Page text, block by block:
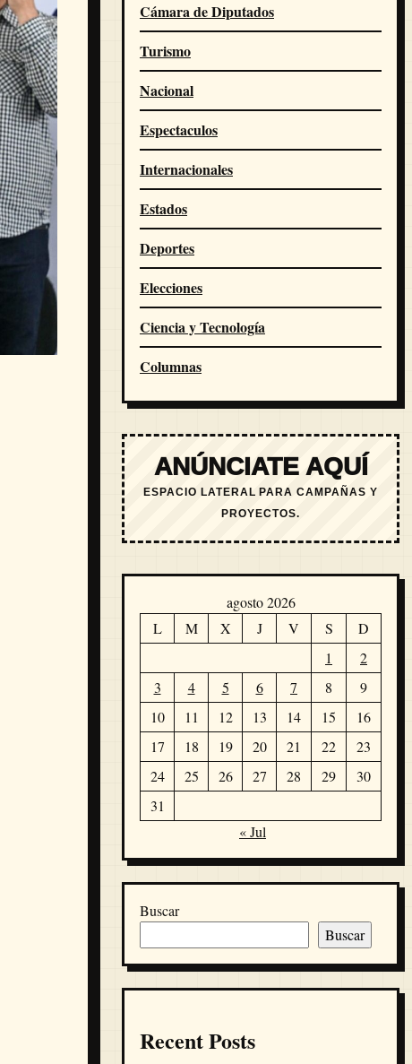
Cámara de Diputados
Turismo
Nacional
Espectaculos
Internacionales
Estados
Deportes
Elecciones
Ciencia y Tecnología
Columnas
ANÚNCIATE AQUÍ
ESPACIO LATERAL PARA CAMPAÑAS Y
PROYECTOS.
agosto 2026
L
M X J V S
D
1
2
3
4 5 6 7 8
9
10
11 12 13 14 15
16
17
18 19 20 21 22
23
24
25 26 27 28 29
30
31
« Jul
Buscar
Buscar
Recent Posts